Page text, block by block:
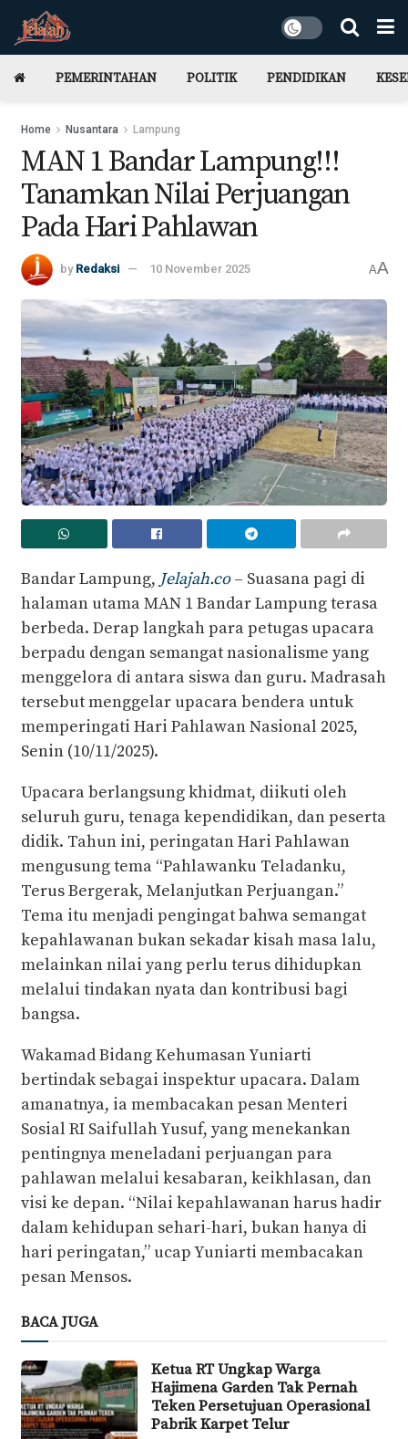
PEMERINTAHAN POLITIK PENDIDIKAN
Home Nusantara Lampung
MAN 1 Bandar Lampung!!!
Tanamkan Nilai Perjuangan
Pada Hari Pahlawan
by Redaksi 10 November 2025 AA
Bandar Lampung, Jelajah.co– Suasana pagi di
halaman utama MAN 1 Bandar Lampung terasa
berbeda. Derap langkah para petugas upacara
berpadu dengan semangat nasionalisme yang
menggelora di antara siswa dan guru. Madrasah
tersebut menggelar upacara bendera untuk
memperingati Hari Pahlawan Nasional 2025,
Senin (10/11/2025).
Upacara berlangsung khidmat, diikuti oleh
seluruh guru, tenaga kependidikan, dan peserta
didik. Tahun ini, peringatan Hari Pahlawan
mengusung tema “Pahlawanku Teladanku,
Terus Bergerak, Melanjutkan Perjuangan.”
Tema itu menjadi pengingat bahwa semangat
kepahlawanan bukan sekadar kisah masa lalu,
melainkan nilai yang perlu terus dihidupkan
melalui tindakan nyata dan kontribusi bagi
bangsa.
Wakamad Bidang Kehumasan Yuniarti
bertindak sebagai inspektur upacara. Dalam
amanatnya, ia membacakan pesan Menteri
Sosial RI Saifullah Yusuf, yang menekankan
pentingnya meneladani perjuangan para
pahlawan melalui kesabaran, keikhlasan, dan
visi ke depan. “Nilai kepahlawanan harus hadir
dalam kehidupan sehari-hari, bukan hanya di
hari peringatan,” ucap Yuniarti membacakan
pesan Mensos.
BACA JUGA
Ketua RT Ungkap Warga
Hajimena Garden Tak Pernah
Teken Persetujuan Operasional
Pabrik Karpet Telur